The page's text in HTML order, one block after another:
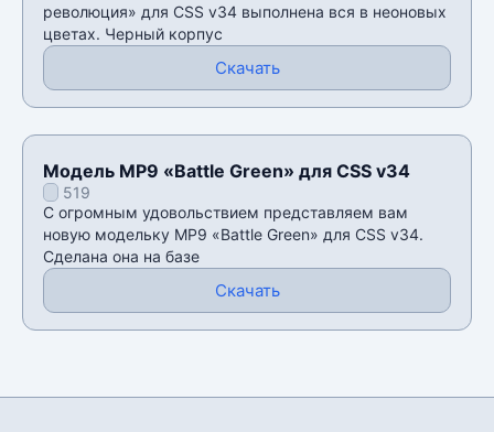
революция» для CSS v34 выполнена вся в неоновых
цветах. Черный корпус
Скачать
Модель MP9 «Battle Green» для CSS v34
519
С огромным удовольствием представляем вам
новую модельку MP9 «Battle Green» для CSS v34.
Сделана она на базе
Скачать